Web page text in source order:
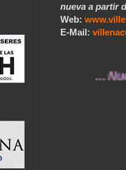
nueva a partir
Web:
E-Mail:
... Nuestros